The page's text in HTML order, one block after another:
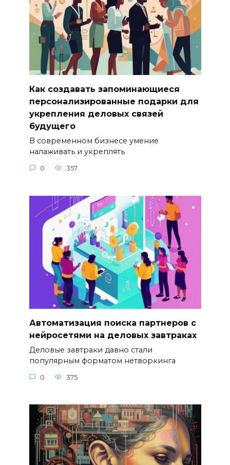
Как создавать запоминающиеся
персонализированные подарки для
укрепления деловых связей
будущего
В современном бизнесе умение
налаживать и укреплять
0 357
Автоматизация поиска партнеров с
нейросетями на деловых завтраках
Деловые завтраки давно стали
популярным форматом нетворкинга
0 375